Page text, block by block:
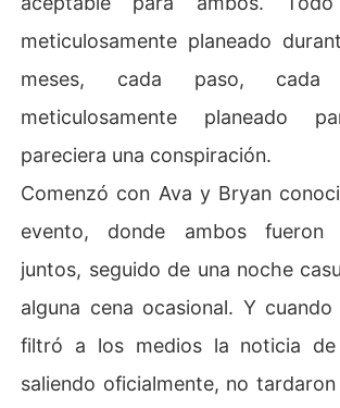
meticulosamente planeado
meses, cada paso, cada
meticulosamente planeado
pareciera una conspiración.
Comenzó con Ava y Bryan
evento, donde ambos fueron
juntos, seguido de una noche
alguna cena ocasional. Y
filtró a los medios la noticia de
saliendo oficialmente, no